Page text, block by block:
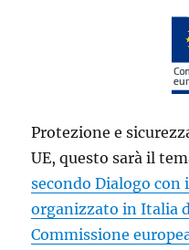
Protezione e
UE, questo sarà il
secondo Dialogo
organizzato in Italia
Commissione